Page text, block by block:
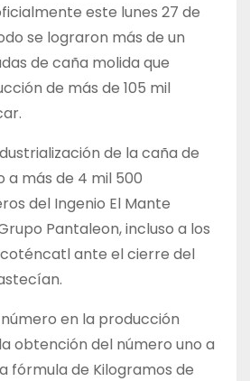
este lunes 27 de
se lograron más de un
de caña molida que
de más de 105 mil
de la caña de
a más de 4 mil 500
del Ingenio El Mante
Pantaleon, incluso a los
ante el cierre del
en la producción
obtención del número uno a
fórmula de Kilogramos de